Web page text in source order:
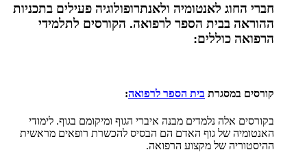
חברי החוג לאנטומיה ולאנתרופולוגיה פעילים בתכניות
ההוראה בבית הספר לרפואה. הקורסים לתלמידי
הרפואה כוללים:
קורסים במסגרת בית הספר לרפואה:
בקורסים אלה נלמדים מבנה איברי הגוף ומיקומם בגוף. לימודי
האנטומיה של גוף האדם הם הבסיס להכשרת רופאים מראשית
ההיסטוריה של מקצוע הרפואה.